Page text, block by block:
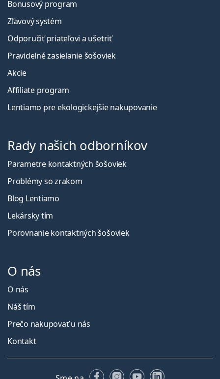
Bonusový program
Zľavový systém
Odporučiť priateľovi a ušetriť
Pravidelné zasielanie šošoviek
Akcie
Affiliate program
Lentiamo pre ekologickejšie nakupovanie
Rady našich odborníkov
Parametre kontaktných šošoviek
Problémy so zrakom
Blog Lentiamo
Lekársky tím
Porovnanie kontaktných šošoviek
O nás
O nás
Náš tím
Prečo nakupovať u nás
Kontakt
FacebookuInstagrame
YouTubeLinkedIn